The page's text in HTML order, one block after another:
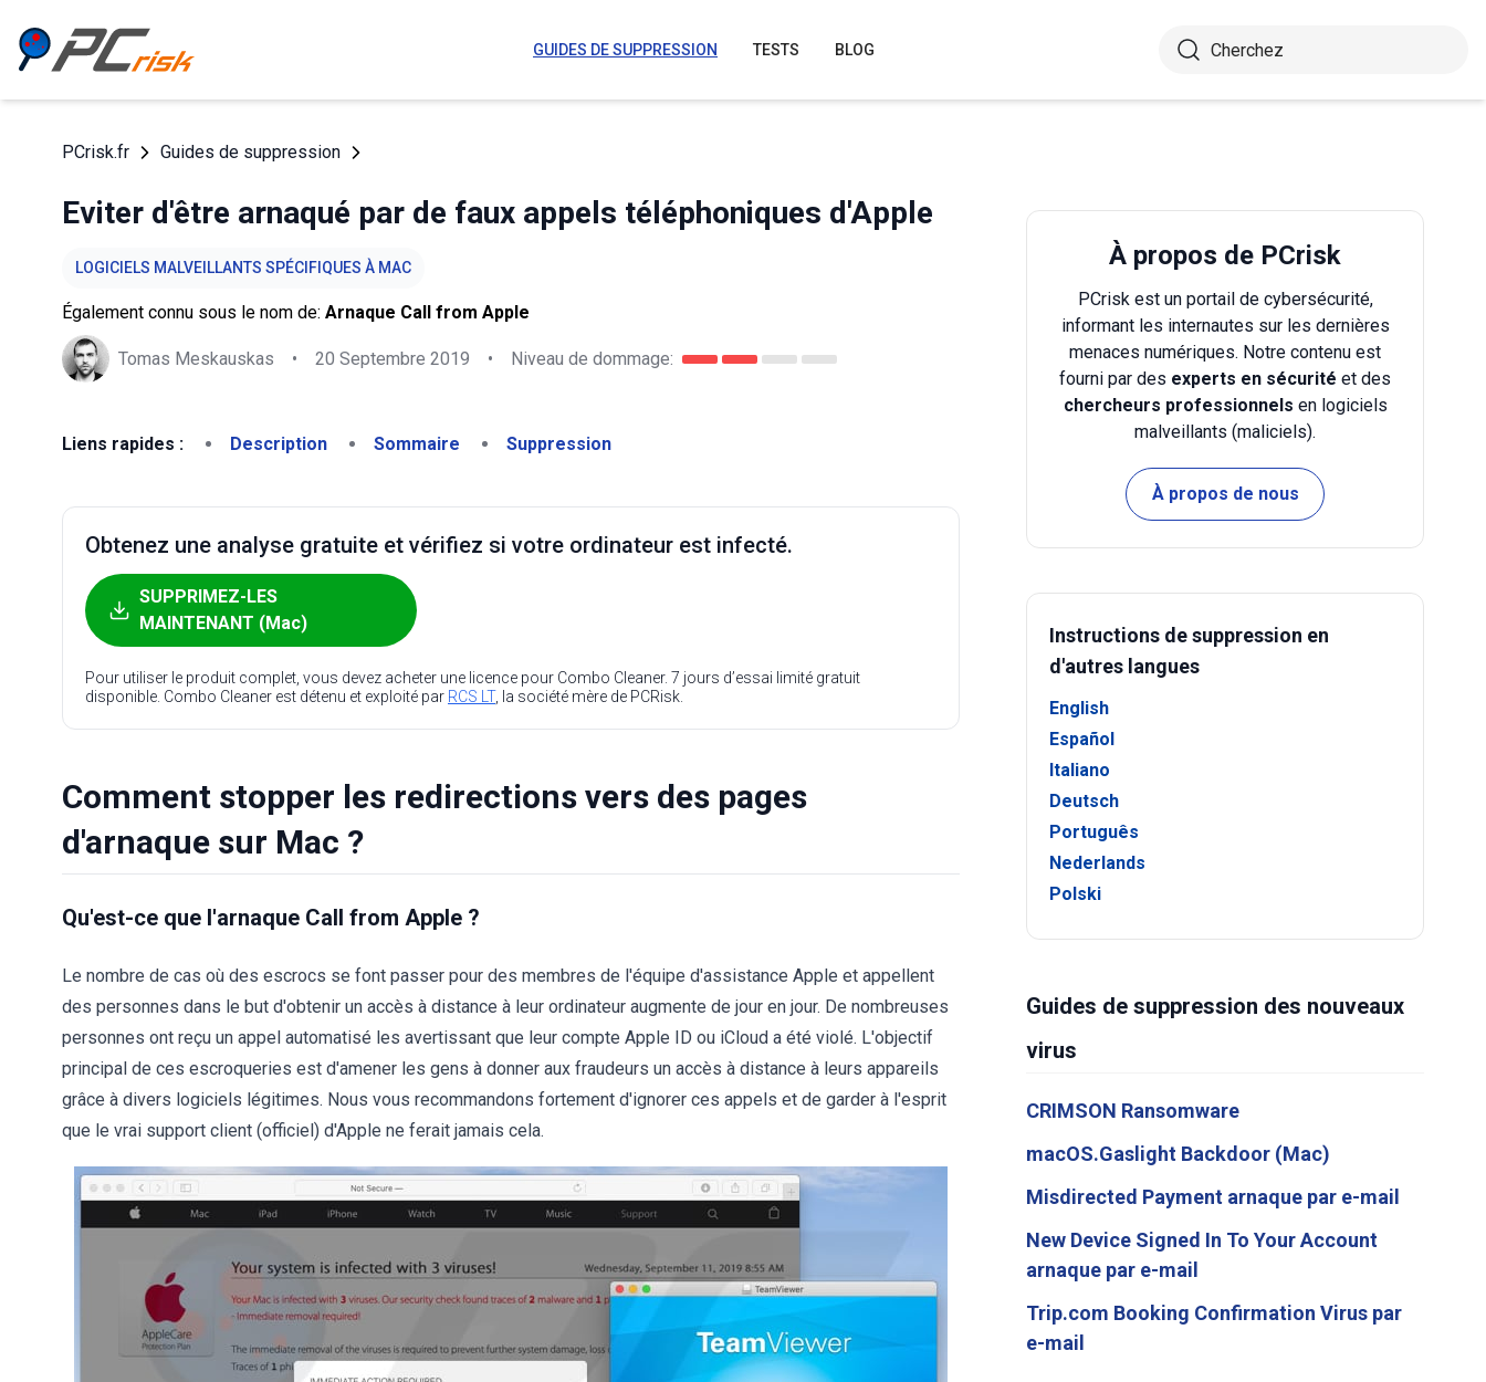
GUIDES DE SUPPRESSION TESTS BLOG
PCrisk.fr Guides de suppression
Eviter d'être arnaqué par de faux appels téléphoniques d'Apple
LOGICIELS MALVEILLANTS SPÉCIFIQUES À MAC
Également connu sous le nom de: Arnaque Call from Apple
Tomas Meskauskas • 20 Septembre 2019 • Niveau de dommage:
Liens rapides : Description Sommaire Suppression
Obtenez une analyse gratuite et vérifiez si votre ordinateur est infecté.
SUPPRIMEZ-LES
MAINTENANT (Mac)
Pour utiliser le produit complet, vous devez acheter une licence pour Combo Cleaner. 7 jours d’essai limité gratuit
disponible. Combo Cleaner est détenu et exploité par RCS LT, la société mère de PCRisk.
Comment stopper les redirections vers des pages
d'arnaque sur Mac ?
Qu'est-ce que l'arnaque Call from Apple ?
Le nombre de cas où des escrocs se font passer pour des membres de l'équipe d'assistance Apple et appellent
des personnes dans le but d'obtenir un accès à distance à leur ordinateur augmente de jour en jour. De nombreuses
personnes ont reçu un appel automatisé les avertissant que leur compte Apple ID ou iCloud a été violé. L'objectif
principal de ces escroqueries est d'amener les gens à donner aux fraudeurs un accès à distance à leurs appareils
grâce à divers logiciels légitimes. Nous vous recommandons fortement d'ignorer ces appels et de garder à l'esprit
que le vrai support client (officiel) d'Apple ne ferait jamais cela.
À propos de PCrisk
PCrisk est un portail de cybersécurité,
informant les internautes sur les dernières
menaces numériques. Notre contenu est
fourni par des experts en sécurité et des
chercheurs professionnels en logiciels
malveillants (maliciels).
À propos de nous
Instructions de suppression en
d'autres langues
English
Español
Italiano
Deutsch
Português
Nederlands
Polski
Guides de suppression des nouveaux
virus
CRIMSON Ransomware
macOS.Gaslight Backdoor (Mac)
Misdirected Payment arnaque par e-mail
New Device Signed In To Your Account
arnaque par e-mail
Trip.com Booking Confirmation Virus par
e-mail